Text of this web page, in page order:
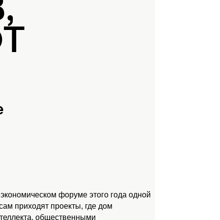
форуме этого года одной
приходят проекты, где дом
общественными